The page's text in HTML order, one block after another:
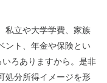
私立や大学学費、家族
ント、年金や保険とい
ろありますから。是非
処分所得イメージを形